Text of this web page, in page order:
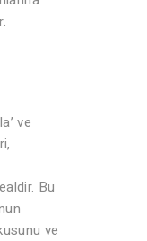
ve
Bu
ve